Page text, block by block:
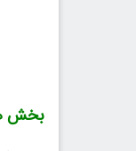
بخش های